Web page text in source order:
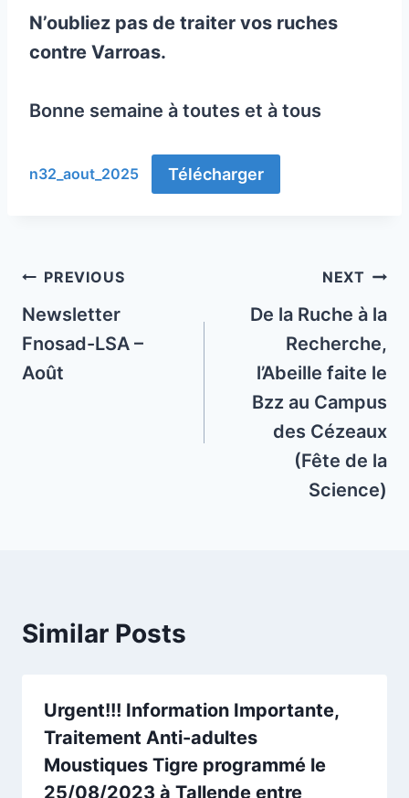
N’oubliez pas de traiter vos ruches
contre Varroas.
Bonne semaine à toutes et à tous
n32_aout_2025 Télécharger
Post
navigation
PREVIOUS
Newsletter
Fnosad-LSA –
Août
NEXT
De la Ruche à la
Recherche,
l’Abeille faite le
Bzz au Campus
des Cézeaux
(Fête de la
Science)
Similar Posts
Urgent!!! Information Importante,
Traitement Anti-adultes
Moustiques Tigre programmé le
25/08/2023 à Tallende entre